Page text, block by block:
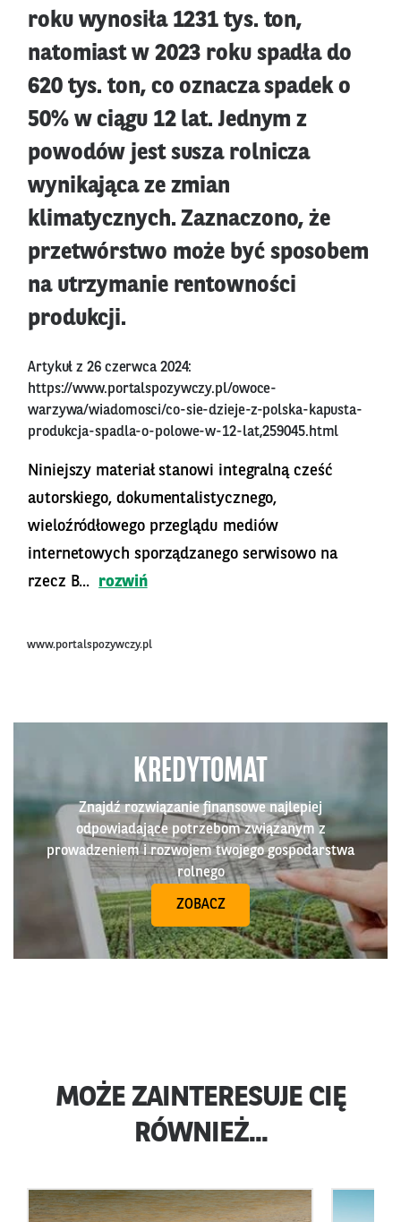
roku wynosiła 1231 tys. ton,
natomiast w 2023 roku spadła do
620 tys. ton, co oznacza spadek o
50% w ciągu 12 lat. Jednym z
powodów jest susza rolnicza
wynikająca ze zmian
klimatycznych. Zaznaczono, że
przetwórstwo może być sposobem
na utrzymanie rentowności
produkcji.
Artykuł z 26 czerwca 2024:
https://www.portalspozywczy.pl/owoce-
warzywa/wiadomosci/co-sie-dzieje-z-polska-kapusta-
produkcja-spadla-o-polowe-w-12-lat,259045.html
Niniejszy materiał stanowi integralną cześć
autorskiego, dokumentalistycznego,
wieloźródłowego przeglądu mediów
internetowych sporządzanego serwisowo na
rzecz B...
rozwiń
www.portalspozywczy.pl
KREDYTOMAT
Znajdź rozwiązanie finansowe najlepiej
odpowiadające potrzebom związanym z
prowadzeniem i rozwojem twojego gospodarstwa
rolnego
ZOBACZ
MOŻE ZAINTERESUJE CIĘ
RÓWNIEŻ...